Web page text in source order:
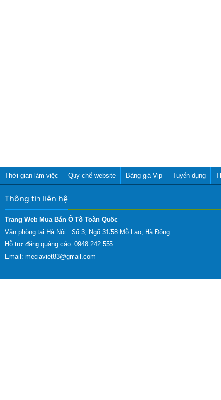
Thời gian làm việc Quy chế website Bảng giá Vip Tuyển dụng
Thông tin liên hệ
Trang Web Mua Bán Ô Tô Toàn Quốc
Văn phòng tại Hà Nội : Số 3, Ngõ 31/58 Mỗ Lao, Hà Đông
Hỗ trợ đăng quảng cáo: 0948.242.555
Email: mediaviet83@gmail.com